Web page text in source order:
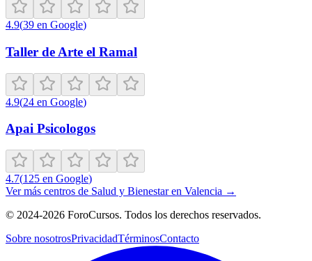
4.9(39 en Google)
Taller de Arte el Ramal
4.9(24 en Google)
Apai Psicologos
4.7(125 en Google)
Ver más centros de Salud y Bienestaren Valencia →
© 2024-2026 ForoCursos. Todos los derechos reservados.
Sobre nosotrosPrivacidadTérminosContacto